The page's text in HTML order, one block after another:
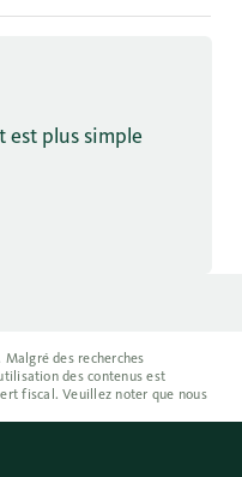
est plus simple
des recherches
des contenus est
fiscal. Veuillez noter que nous